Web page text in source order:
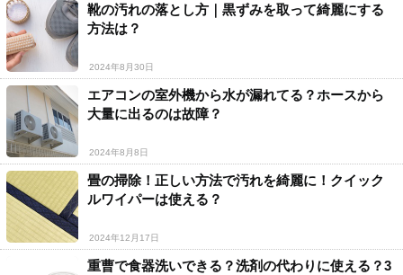
靴の汚れの落とし方｜黒ずみを取って綺麗にする
方法は？
2024年8月30日
エアコンの室外機から水が漏れてる？ホースから
大量に出るのは故障？
2024年8月8日
畳の掃除！正しい方法で汚れを綺麗に！クイック
ルワイパーは使える？
2024年12月17日
重曹で食器洗いできる？洗剤の代わりに使える？3